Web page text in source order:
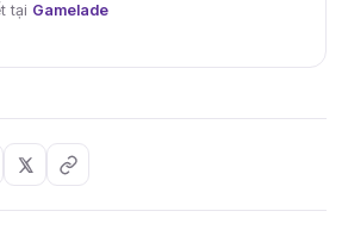
tại Gamelade